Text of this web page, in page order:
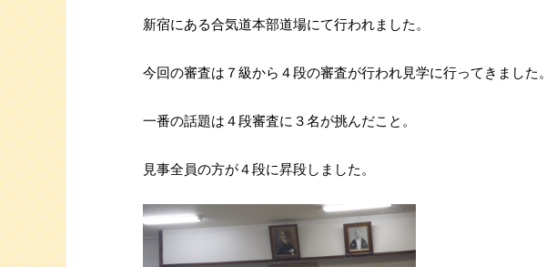
新宿にある合気道本部道場にて行われました。
今回の審査は７級から４段の審査が行われ見学に行ってきました。
一番の話題は４段審査に３名が挑んだこと。
見事全員の方が４段に昇段しました。